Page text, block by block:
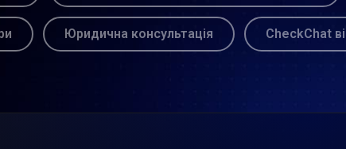
Юридична консультація CheckChat